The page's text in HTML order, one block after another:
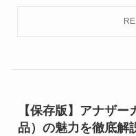
【保存版】アナザ
品）の魅力を徹底解